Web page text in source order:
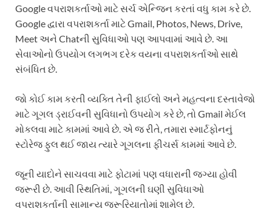
Google વપરાશકર્તાઓ માટે સર્ચ એન્જિન કરતાં વધુ કામ કરે છે.
Google દ્વારા વપરાશકર્તા માટે Gmail, Photos, News, Drive,
Meet અને Chatની સુવિધાઓ પણ આપવામાં આવે છે. આ
સેવાઓનો ઉપયોગ લગભગ દરેક વયના વપરાશકર્તાઓ સાથે
સંબંધિત છે.
જો કોઈ કામ કરતી વ્યક્તિ તેની ફાઈલો અને મહત્વના દસ્તાવેજો
માટે ગૂગલ ડ્રાઈવની સુવિધાનો ઉપયોગ કરે છે, તો Gmail મેઈલ
મોકલવા માટે કામમાં આવે છે. એ જ રીતે, તમારા સ્માર્ટફોનનું
સ્ટોરેજ ફુલ થઈ જાય ત્યારે ગૂગલના ફીચર્સ કામમાં આવે છે.
જૂની યાદોને સાચવવા માટે ફોટામાં પણ વધારાની જગ્યા હોવી
જરૂરી છે. આવી સ્થિતિમાં, ગૂગલની ઘણી સુવિધાઓ
વપરાશકર્તાની સામાન્ય જરૂરિયાતોમાં શામેલ છે.